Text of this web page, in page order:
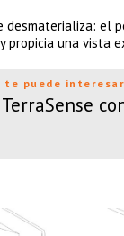
el
propicia una vista
te puede interesar